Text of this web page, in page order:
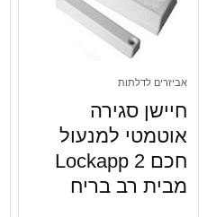
אביזרים לדלתות
חיישן סגירה
אוטמטי למנעול
חכם Lockapp 2
מבית רב בריח